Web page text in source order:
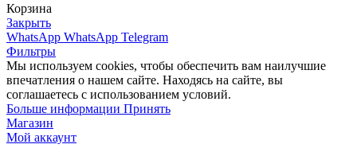
Корзина
Закрыть
WhatsApp WhatsApp Telegram
Фильтры
Мы используем cookies, чтобы обеспечить вам наилучшие
впечатления о нашем сайте. Находясь на сайте, вы
соглашаетесь с использованием условий.
Больше информации Больше
Принять
Магазин
Мой аккаунт